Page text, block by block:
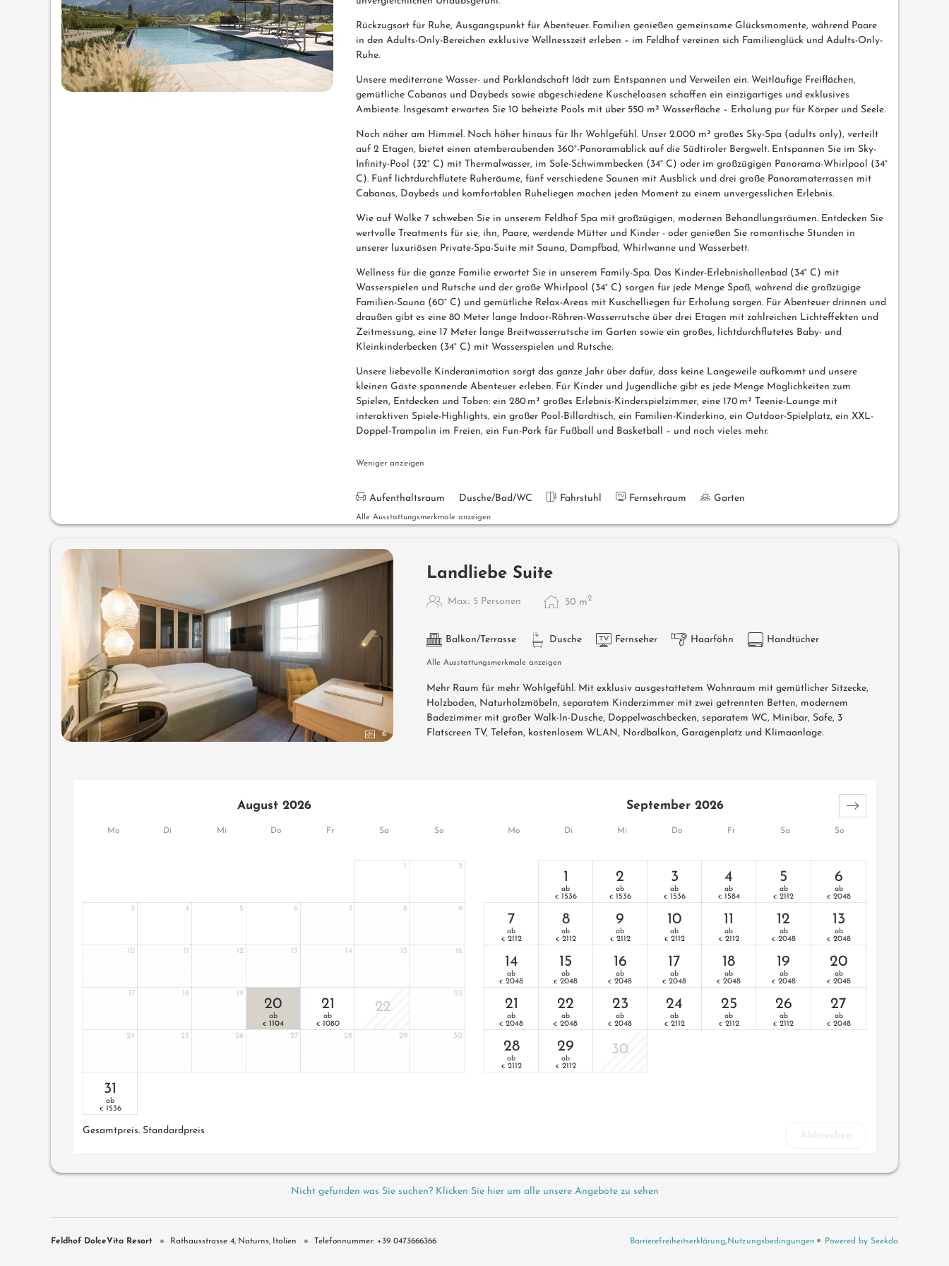
Rückzugsort für Ruhe, Ausgangspunkt für Abenteuer. Familien genießen gemeinsame Glücksmomente, während Paare
in den Adults-Only-Bereichen exklusive Wellnesszeit erleben – im Feldhof vereinen sich Familienglück und Adults-Only-
Ruhe.
Unsere mediterrane Wasser- und Parklandschaft lädt zum Entspannen und Verweilen ein. Weitläufige Freiflächen,
gemütliche Cabanas und Daybeds sowie abgeschiedene Kuscheloasen schaffen ein einzigartiges und exklusives
Ambiente. Insgesamt erwarten Sie 10 beheizte Pools mit über 550 m² Wasserfläche – Erholung pur für Körper und Seele.
Noch näher am Himmel. Noch höher hinaus für Ihr Wohlgefühl. Unser 2.000 m² großes Sky-Spa (adults only), verteilt
auf 2 Etagen, bietet einen atemberaubenden 360°-Panoramablick auf die Südtiroler Bergwelt. Entspannen Sie im Sky-
Infinity-Pool (32° C) mit Thermalwasser, im Sole-Schwimmbecken (34° C) oder im großzügigen Panorama-Whirlpool (34°
C). Fünf lichtdurchflutete Ruheräume, fünf verschiedene Saunen mit Ausblick und drei große Panoramaterrassen mit
Cabanas, Daybeds und komfortablen Ruheliegen machen jeden Moment zu einem unvergesslichen Erlebnis.
Wie auf Wolke 7 schweben Sie in unserem Feldhof Spa mit großzügigen, modernen Behandlungsräumen. Entdecken Sie
wertvolle Treatments für sie, ihn, Paare, werdende Mütter und Kinder - oder genießen Sie romantische Stunden in
unserer luxuriösen Private-Spa-Suite mit Sauna, Dampfbad, Whirlwanne und Wasserbett.
Wellness für die ganze Familie erwartet Sie in unserem Family-Spa. Das Kinder-Erlebnishallenbad (34° C) mit
Wasserspielen und Rutsche und der große Whirlpool (34° C) sorgen für jede Menge Spaß, während die großzügige
Familien-Sauna (60° C) und gemütliche Relax-Areas mit Kuschelliegen für Erholung sorgen. Für Abenteuer drinnen und
draußen gibt es eine 80 Meter lange Indoor-Röhren-Wasserrutsche über drei Etagen mit zahlreichen Lichteffekten und
Zeitmessung, eine 17 Meter lange Breitwasserrutsche im Garten sowie ein großes, lichtdurchflutetes Baby- und
Kleinkinderbecken (34° C) mit Wasserspielen und Rutsche.
Unsere liebevolle Kinderanimation sorgt das ganze Jahr über dafür, dass keine Langeweile aufkommt und unsere
kleinen Gäste spannende Abenteuer erleben. Für Kinder und Jugendliche gibt es jede Menge Möglichkeiten zum
Spielen, Entdecken und Toben: ein 280 m² großes Erlebnis-Kinderspielzimmer, eine 170 m² Teenie-Lounge mit
interaktiven Spiele-Highlights, ein großer Pool-Billardtisch, ein Familien-Kinderkino, ein Outdoor-Spielplatz, ein XXL-
Doppel-Trampolin im Freien, ein Fun-Park für Fußball und Basketball – und noch vieles mehr.
Weniger anzeigen
Aufenthaltsraum Dusche/Bad/WC Fahrstuhl Fernsehraum Garten
Alle Ausstattungsmerkmale anzeigen
6
Landliebe Suite
Max.: 5 Personen 50 m2
Balkon/Terrasse Dusche Fernseher Haarföhn Handtücher
Alle Ausstattungsmerkmale anzeigen
Mehr Raum für mehr Wohlgefühl. Mit exklusiv ausgestattetem Wohnraum mit gemütlicher Sitzecke,
Holzboden, Naturholzmöbeln, separatem Kinderzimmer mit zwei getrennten Betten, modernem
Badezimmer mit großer Walk-In-Dusche, Doppelwaschbecken, separatem WC, Minibar, Safe, 3
Flatscreen TV, Telefon, kostenlosem WLAN, Nordbalkon, Garagenplatz und Klimaanlage.
Mo Di Mi Do Fr Sa So Mo Di Mi Do Fr Sa So
August 2026
2
3 4 5 6 7 8 9
10 12 13 14 15 16
17 18 19
20
ab
€ 1104
21
ab
€ 1080
22
23
24 25 26 27 28 29 30
31
ab
€ 1536
September 2026
1
ab
€ 1536
2
ab
€ 1536
3
ab
€ 1536
4
ab
€ 1584
5
ab
€ 2112
6
ab
€ 2048
7
ab
€ 2112
8
ab
€ 2112
9
ab
€ 2112
10
ab
€ 2112
11
ab
€ 2112
12
ab
€ 2048
13
ab
€ 2048
14
ab
€ 2048
15
ab
€ 2048
16
ab
€ 2048
17
ab
€ 2048
18
ab
€ 2048
19
ab
€ 2048
20
ab
€ 2048
21
ab
€ 2048
22
ab
€ 2048
23
ab
€ 2048
24
ab
€ 2112
25
ab
€ 2112
26
ab
€ 2112
27
ab
€ 2048
28
ab
€ 2112
29
ab
€ 2112
30
Gesamtpreis. Standardpreis
Nicht gefunden was Sie suchen? Klicken Sie hier um alle unsere Angebote zu sehen
Feldhof DolceVita Resort Rathausstrasse 4 Naturns Italien Telefonnummer: +39 0473666366 Barrierefreiheitserklärung Nutzungsbedingungen Powered by Seekda